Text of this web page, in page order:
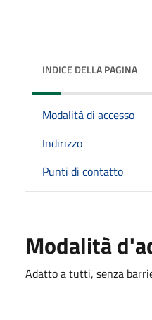
INDICE DELLA PAGINA
Modalità di accesso
Indirizzo
Punti di contatto
Modalità
Adatto a tutti, senza